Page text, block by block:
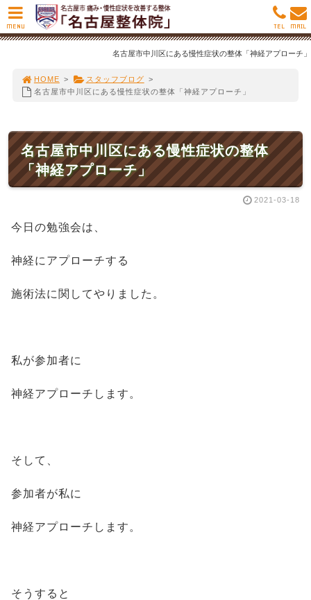
名古屋市中川区にある慢性症状の整体「神経アプローチ」
HOME > スタッフブログ >
名古屋市中川区にある慢性症状の整体「神経アプローチ」
名古屋市中川区にある慢性症状の整体
「神経アプローチ」
2021-03-18
今日の勉強会は、
神経にアプローチする
施術法に関してやりました。
私が参加者に
神経アプローチします。
そして、
参加者が私に
神経アプローチします。
そうすると
MENU MAIL
TEL